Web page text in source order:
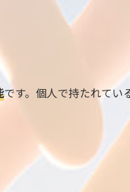
です。個人で持たれてい